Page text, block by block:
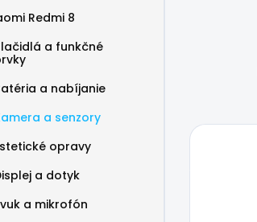
Redmi 8
a funkčné
a nabíjanie
a senzory
opravy
a dotyk
a mikrofón